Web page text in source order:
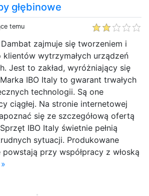
głębinowe
temu
zajmuje się tworzeniem i
wytrzymałych urządzeń
Jest to zakład, wyróżniający się
IBO Italy to gwarant trwałych
technologii. Są one
ciągłej. Na stronie internetowej
się ze szczegółową ofertą
IBO Italy świetnie pełnią
sytuacji. Produkowane
powstają przy współpracy z włoską